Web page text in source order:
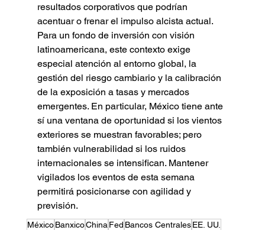
resultados corporativos que podrían
acentuar o frenar el impulso alcista actual.
Para un fondo de inversión con visión
latinoamericana, este contexto exige
especial atención al entorno global, la
gestión del riesgo cambiario y la calibración
de la exposición a tasas y mercados
emergentes. En particular, México tiene ante
sí una ventana de oportunidad si los vientos
exteriores se muestran favorables; pero
también vulnerabilidad si los ruidos
internacionales se intensifican. Mantener
vigilados los eventos de esta semana
permitirá posicionarse con agilidad y
previsión.
México BanxicoChina Fed Bancos Centrales EE. UU.